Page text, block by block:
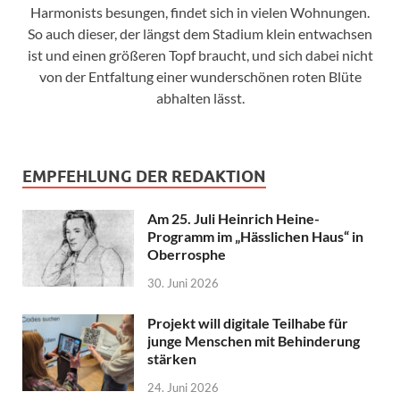
Harmonists besungen, findet sich in vielen Wohnungen.
So auch dieser, der längst dem Stadium klein entwachsen
ist und einen größeren Topf braucht, und sich dabei nicht
von der Entfaltung einer wunderschönen roten Blüte
abhalten lässt.
EMPFEHLUNG DER REDAKTION
Am 25. Juli Heinrich Heine-
Programm im „Hässlichen Haus“ in
Oberrosphe
30. Juni 2026
Projekt will digitale Teilhabe für
junge Menschen mit Behinderung
stärken
24. Juni 2026